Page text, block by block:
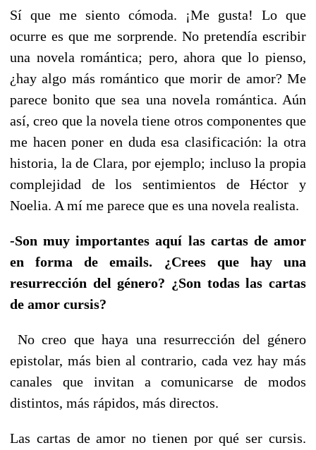
Sí que me siento cómoda. ¡Me gusta! Lo que
ocurre es que me sorprende. No pretendía escribir
una novela romántica; pero, ahora que lo pienso,
¿hay algo más romántico que morir de amor? Me
parece bonito que sea una novela romántica. Aún
así, creo que la novela tiene otros componentes que
me hacen poner en duda esa clasificación: la otra
historia, la de Clara, por ejemplo; incluso la propia
complejidad de los sentimientos de Héctor y
Noelia. A mí me parece que es una novela realista.
-Son muy importantes aquí las cartas de amor
en forma de emails. ¿Crees que hay una
resurrección del género? ¿Son todas las cartas
de amor cursis?
No creo que haya una resurrección del género
epistolar, más bien al contrario, cada vez hay más
canales que invitan a comunicarse de modos
distintos, más rápidos, más directos.
Las cartas de amor no tienen por qué ser cursis.